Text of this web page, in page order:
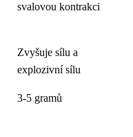
svalovou kontrakci
Zvyšuje sílu a
explozivní sílu
3-5 gramů